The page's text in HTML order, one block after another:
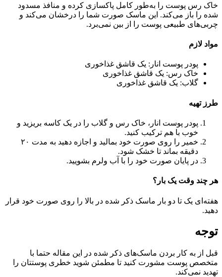
خاک رس پوست را به‌طور کامل پاکسازی کرده و منافذ مسدود
شده را باز می‌کند‌. این ماسک صورت شما را درخشان می‌کند و
چربی‌های طبیعی پوست را از بین نمی‌برد.
مواد لازم
پودر پوست انار: یک قاشق غذاخوری
خاک رس: یک قاشق غذاخوری
گلاب: یک قاشق غذاخوری
طرز تهیه
پودر پوست انار، خاک رس و گلاب را در یک کاسه بریزید و
خوب با هم ترکیب کنید.
خمیر را روی صورت خود بمالید و اجازه دهید به مدت ۲۰
دقیقه بماند تا خشک شود.
در پایان صورت خود را با آب ولرم بشویید‌.
هر چند وقت یک بار؟
هفته‌ای یک تا دو بار ماسک ذکر شده در بالا را روی صورت خود قرار
دهید.
توجه
قبل از به کار بردن ماسک‌های ذکر شده در این مقاله حتما با
متخصص پوست مشورت کنید تا مطمئن شوید خطری پوستتان را
تهدید نمی‌کند.